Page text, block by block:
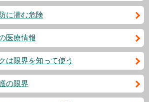
に潜む危険
医療情報
限界を知って使う
の限界